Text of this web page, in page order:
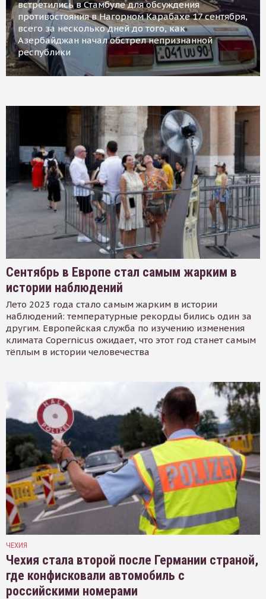
встретились в Стамбуле для обсуждения
противостояния в Нагорном Карабахе 17 сентября,
всего за несколько дней до того, как
Азербайджан начал обстрел непризнанной
республики
Сентябрь в Европе стал самым жарким в
истории наблюдений
Лето 2023 года стало самым жарким в истории
наблюдений: температурные рекорды бились один за
другим. Европейская служба по изучению изменения
климата Copernicus ожидает, что этот год станет самым
тёплым в истории человечества
ЧЕХИЯ
Чехия стала второй после Германии страной,
где конфисковали автомобиль с
российскими номерами